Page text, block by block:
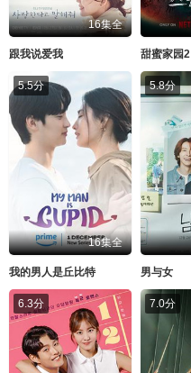
16集全
跟我说爱我 甜蜜家园2
5.5分
16集全
我的男人是丘比特
5.8分
男与女
6.3分 7.0分